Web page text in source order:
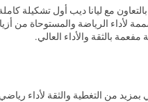
مع ليانا ديب أول تشكيلة
لأداء الرياضة والمستوحاة من
بالثقة والأداء العالي.
من التغطية والثقة لأداء